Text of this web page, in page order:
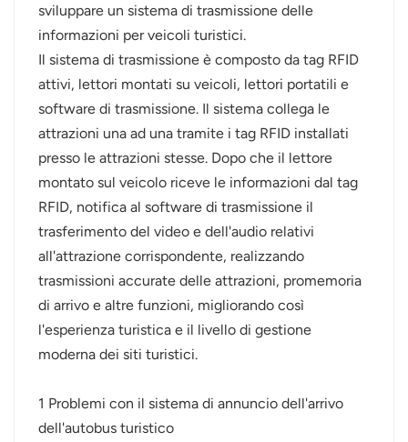
norsk
magyar
sviluppare un sistema di trasmissione delle
informazioni per veicoli turistici.
Il sistema di trasmissione è composto da tag RFID
attivi, lettori montati su veicoli, lettori portatili e
software di trasmissione. Il sistema collega le
attrazioni una ad una tramite i tag RFID installati
presso le attrazioni stesse. Dopo che il lettore
montato sul veicolo riceve le informazioni dal tag
RFID, notifica al software di trasmissione il
trasferimento del video e dell'audio relativi
all'attrazione corrispondente, realizzando
trasmissioni accurate delle attrazioni, promemoria
di arrivo e altre funzioni, migliorando così
l'esperienza turistica e il livello di gestione
moderna dei siti turistici.
1 Problemi con il sistema di annuncio dell'arrivo
dell'autobus turistico